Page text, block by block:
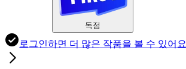
독점
로그인하면 더 많은 작품을 볼 수 있어요